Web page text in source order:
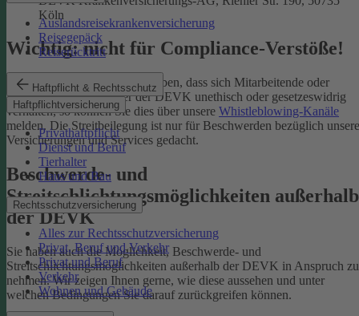
Auslandsreisekrankenversicherung
Reisegepäck
Reiserücktritt
Haftpflicht & Rechtsschutz
Haftpflichtversicherung
Privathaftpflicht
Dienst und Beruf
Tierhalter
Haus und Bau
Rechtsschutzversicherung
Alles zur Rechtsschutzversicherung
Privat, Beruf und Verkehr
Privat und Beruf
Verkehr
Wohnen und Gebäude
Köln
Wichtig: nicht für Compliance-Verstöße!
Wenn Sie Kenntnis darüber haben, dass sich Mitarbeitende oder
Partnerinnen und Partner der DEVK unethisch oder gesetzeswidrig
verhalten, so können Sie dies über unsere Whistleblowing-Kanäle
melden. Die Streitbeilegung ist nur für Beschwerden bezüglich
Versicherungen und Services gedacht.
Beschwerde- und
Streitschlichtungsmöglichkeiten außerhalb
der DEVK
Sie haben auch die Möglichkeit, Beschwerde- und
Streitschlichtungsmöglichkeiten außerhalb der DEVK in Anspruch zu
nehmen. Wir zeigen Ihnen gerne, wie diese aussehen und unter
welchen Bedingungen Sie darauf zurückgreifen können.